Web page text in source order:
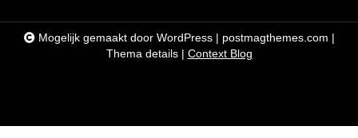
n
g
Mogelijk gemaakt door WordPress postmagthemes.com
Thema details
Context Blog